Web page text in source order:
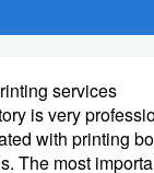
services
is very
with printing
The most